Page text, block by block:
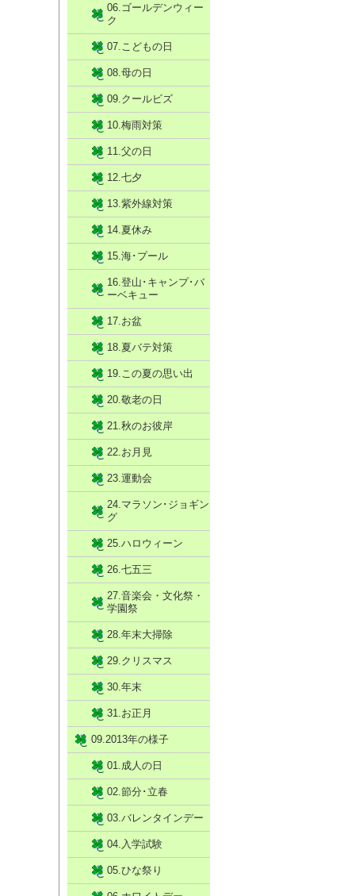
06.ゴールデンウィー
ク
07.こどもの日
08.母の日
09.クールビズ
10.梅雨対策
11.父の日
12.七夕
13.紫外線対策
14.夏休み
15.海･プール
16.登山･キャンプ･バ
ーベキュー
17.お盆
18.夏バテ対策
19.この夏の思い出
20.敬老の日
21.秋のお彼岸
22.お月見
23.運動会
24.マラソン･ジョギン
グ
25.ハロウィーン
26.七五三
27.音楽会・文化祭・
学園祭
28.年末大掃除
29.クリスマス
30.年末
31.お正月
09.2013年の様子
01.成人の日
02.節分･立春
03.バレンタインデー
04.入学試験
05.ひな祭り